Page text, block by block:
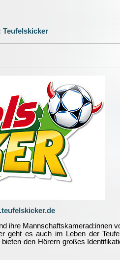
Teufelskicker
ihre Mannschaftskamerad:innen
geht es auch im Leben der
den Hörern großes